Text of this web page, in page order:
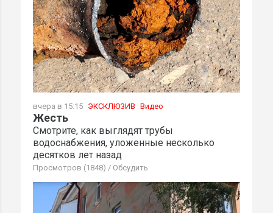
вчера в 15:15 ЭКСКЛЮЗИВ Видео
Жесть
Смотрите, как выглядят трубы
водоснабжения, уложенные несколько
десятков лет назад
Просмотров (1848) / Обсудить